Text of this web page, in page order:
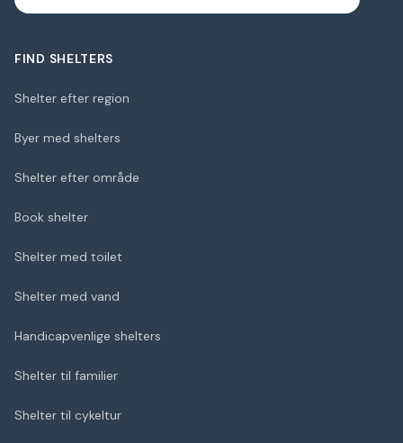
FIND SHELTERS
Shelter efter region
Byer med shelters
Shelter efter område
Book shelter
Shelter med toilet
Shelter med vand
Handicapvenlige shelters
Shelter til familier
Shelter til cykeltur